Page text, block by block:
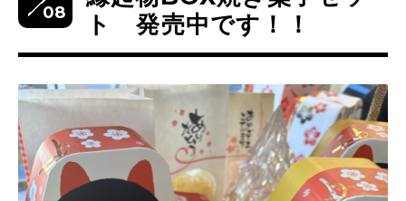
08
ト 発売中です！！